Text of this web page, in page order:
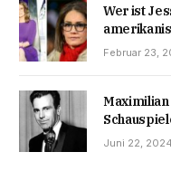
Wer ist
Februar 23,
Juni 22, 2024